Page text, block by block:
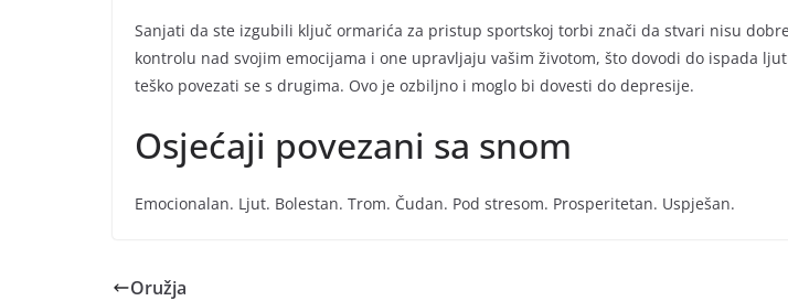
Sanjati da ste izgubili ključ ormarića za pristup sportskoj torbi znači da stvari nisu
kontrolu nad svojim emocijama i one upravljaju vašim životom, što dovodi do ispada
teško povezati se s drugima. Ovo je ozbiljno i moglo bi dovesti do depresije.
Osjećaji povezani sa snom
Emocionalan. Ljut. Bolestan. Trom. Čudan. Pod stresom. Prosperitetan. Uspješan.
Oružja